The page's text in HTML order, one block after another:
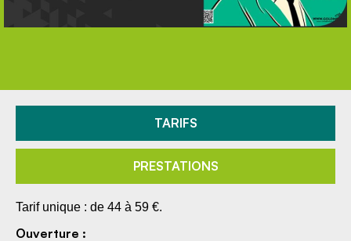
TARIFS
PRESTATIONS
Tarif unique : de 44 à 59 €.
Ouverture :